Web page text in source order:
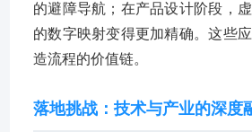
的避障导航；在产品设计阶段，
的数字映射变得更加精确。这些
造流程的价值链。
落地挑战：技术与产业的深度